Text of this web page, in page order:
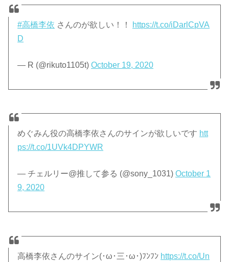
#高橋李依 さんのが欲しい！！
https://t.co/iDarlCpVA
D
— R (@rikuto1105t)October 19, 2020
めぐみん役の高橋李依さんのサインが欲しいです htt
ps://t.co/1UVk4DPYWR
— チェルリー@推して参る (@sony_1031)October 1
9, 2020
高橋李依さんのサイン(･ω･三･ω･)ﾌﾝﾌﾝ https://t.co/Un